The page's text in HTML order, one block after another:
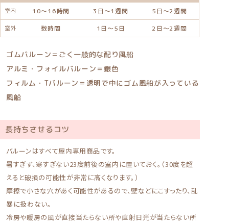
室内
10〜16時間 3日〜1週間 5日〜2週間
室外 数時間 1日〜5日 2日〜2週間
ゴムバルーン＝ごく一般的な配り風船
アルミ・フォイルバルーン＝銀色
フィルム・Tバルーン＝透明で中にゴム風船が入っている
風船
長持ちさせるコツ
バルーンはすべて屋内専用商品です。
暑すぎず、寒すぎない23度前後の室内に置いておく。（30度を超
えると破損の可能性が非常に高くなります。）
摩擦で小さな穴があく可能性があるので、壁などにこすったり、乱
暴に扱わない。
冷房や暖房の風が直接当たらない所や直射日光が当たらない所